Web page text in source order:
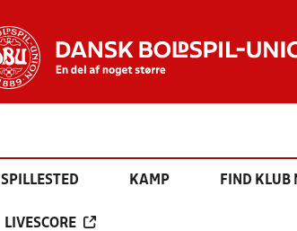
SPILLESTED KAMP FIND KLUB
LIVESCORE